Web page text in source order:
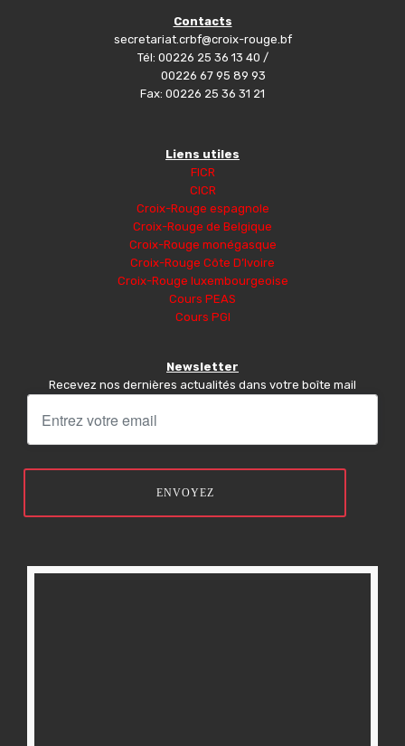
Contacts
secretariat.crbf@croix-rouge.bf
Tél: 00226 25 36 13 40 /
00226 67 95 89 93
Fax: 00226 25 36 31 21
Liens utiles
FICR
CICR
Croix-Rouge espagnole
Croix-Rouge de Belgique
Croix-Rouge monégasque
Croix-Rouge Côte D’Ivoire
Croix-Rouge luxembourgeoise
Cours PEAS
Cours PGI
Newsletter
Recevez nos dernières actualités dans votre boîte mail
ENVOYEZ